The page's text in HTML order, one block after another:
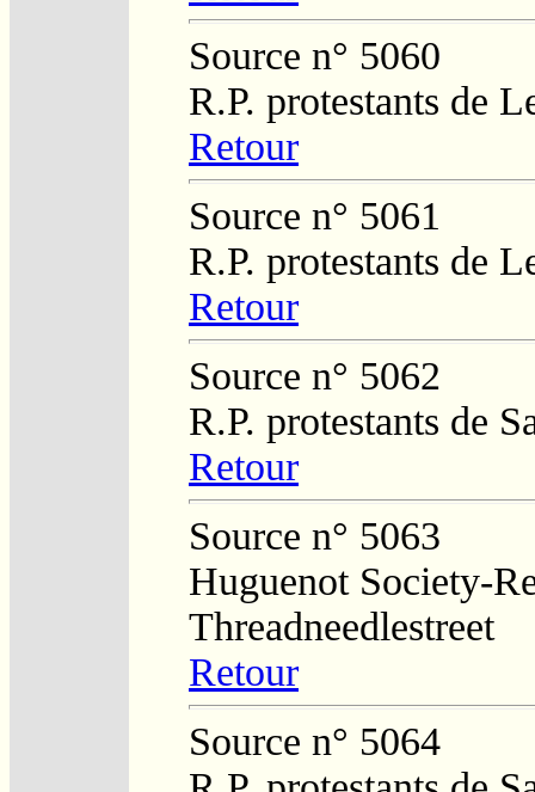
Source n° 5060
R.P. protestants de
Retour
Source n° 5061
R.P. protestants de
Retour
Source n° 5062
R.P. protestants de
Retour
Source n° 5063
Huguenot Society-
Threadneedlestreet
Retour
Source n° 5064